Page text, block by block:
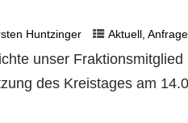
Huntzinger Aktuell ,
unser Fraktionsmitglied
des Kreistages am